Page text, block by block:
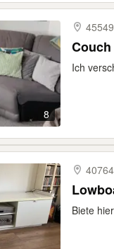
8
Ich
Biete